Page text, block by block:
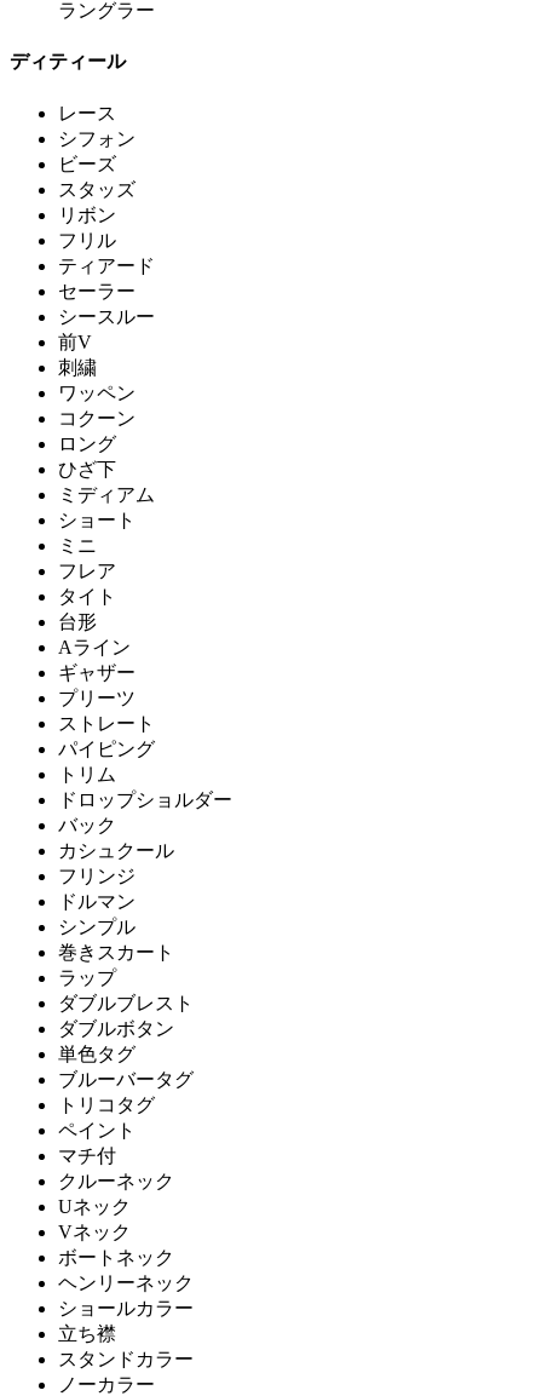
ラングラー
ディティール
レース
シフォン
ビーズ
スタッズ
リボン
フリル
ティアード
セーラー
シースルー
前V
刺繍
ワッペン
コクーン
ロング
ひざ下
ミディアム
ショート
ミニ
フレア
タイト
台形
Aライン
ギャザー
プリーツ
ストレート
パイピング
トリム
ドロップショルダー
バック
カシュクール
フリンジ
ドルマン
シンプル
巻きスカート
ラップ
ダブルブレスト
ダブルボタン
単色タグ
ブルーバータグ
トリコタグ
ペイント
マチ付
クルーネック
Uネック
Vネック
ボートネック
ヘンリーネック
ショールカラー
立ち襟
スタンドカラー
ノーカラー